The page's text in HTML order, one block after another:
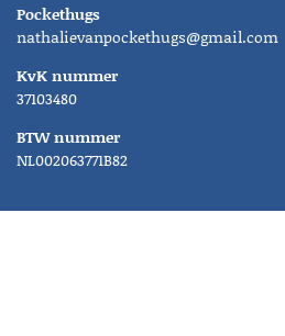
Pockethugs
nathalievanpockethugs@gmail.com
KvK nummer
37103480
BTW nummer
NL002063771B82